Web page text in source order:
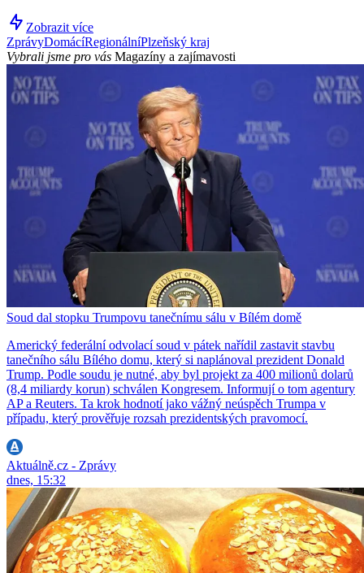
Zobrazit více
ZprávyDomácíRegionálníPlzeňský kraj
Vybrali jsme pro vás Magazíny a zajímavosti
Soud dal stopku Trumpovu tanečnímu sálu v Bílém domě
Americký federální odvolací soud v pátek nařídil zastavit stavbu
tanečního sálu Bílého domu, který si naplánoval prezident Donald
Trump. Podle soudu je nutné, aby byl projekt za 400 milionů dolarů
(8,4 miliardy korun) schválen Kongresem. Informují o tom agentury
AP a Reuters. Ta krok hodnotí jako vážný neúspěch Trumpa v
případu, který prověřuje rozsah prezidentských pravomocí.
Aktuálně.cz - Zprávy
dnes, 15:32